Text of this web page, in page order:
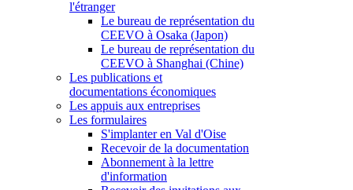
l'étranger
Le bureau de représentation du
CEEVO à Osaka (Japon)
Le bureau de représentation du
CEEVO à Shanghai (Chine)
Les publications et
documentations économiques
Les appuis aux entreprises
Les formulaires
S'implanter en Val d'Oise
Recevoir de la documentation
Abonnement à la lettre
d'information